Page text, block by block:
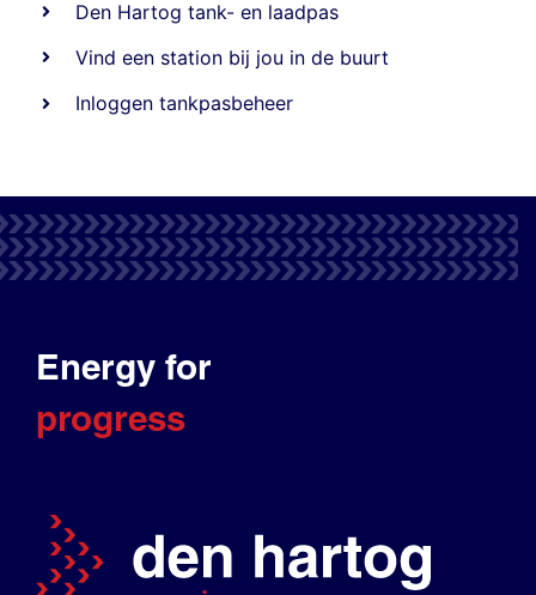
Den Hartog tank- en laadpas
Vind een station bij jou in de buurt
Inloggen tankpasbeheer
Energy for
progress